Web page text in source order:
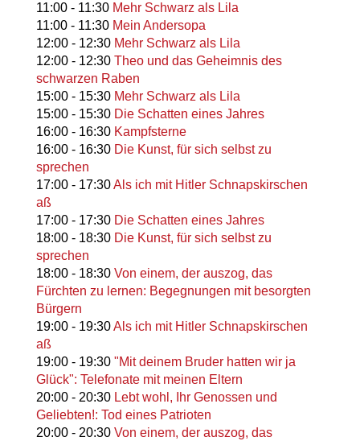
11:00- 11:30 Mehr Schwarz als Lila
11:00- 11:30 Mein Andersopa
12:00- 12:30 Mehr Schwarz als Lila
12:00- 12:30 Theo und das Geheimnis des
schwarzen Raben
15:00- 15:30 Mehr Schwarz als Lila
15:00- 15:30 Die Schatten eines Jahres
16:00- 16:30 Kampfsterne
16:00- 16:30 Die Kunst, für sich selbst zu
sprechen
17:00- 17:30Als ich mit Hitler Schnapskirschen
aß
17:00- 17:30 Die Schatten eines Jahres
18:00- 18:30 Die Kunst, für sich selbst zu
sprechen
18:00- 18:30 Von einem, der auszog, das
Fürchten zu lernen: Begegnungen mit besorgten
Bürgern
19:00- 19:30Als ich mit Hitler Schnapskirschen
aß
19:00- 19:30 "Mit deinem Bruder hatten wir ja
Glück": Telefonate mit meinen Eltern
20:00- 20:30 Lebt wohl, Ihr Genossen und
Geliebten!: Tod eines Patrioten
20:00- 20:30 Von einem, der auszog, das